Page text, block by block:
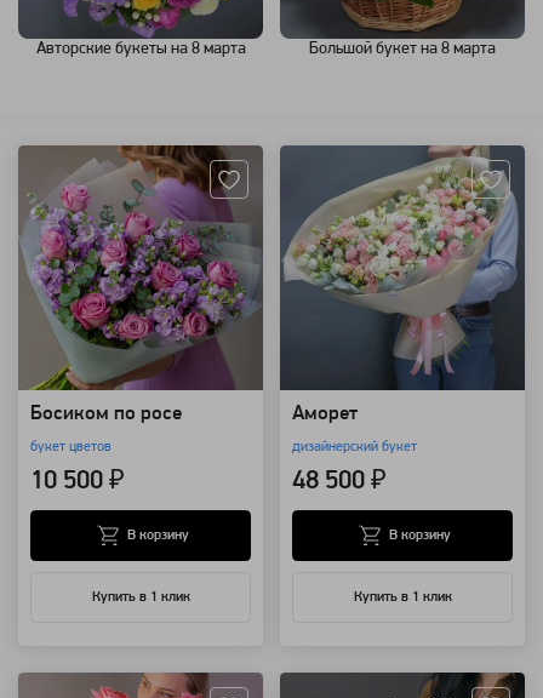
Авторские букеты на 8 марта Большой букет на 8 марта
Босиком по росе
букет цветов
10 500 ₽
Купить в 1 клик
В корзину
Аморет
дизайнерский букет
48 500 ₽
Купить в 1 клик
В корзину